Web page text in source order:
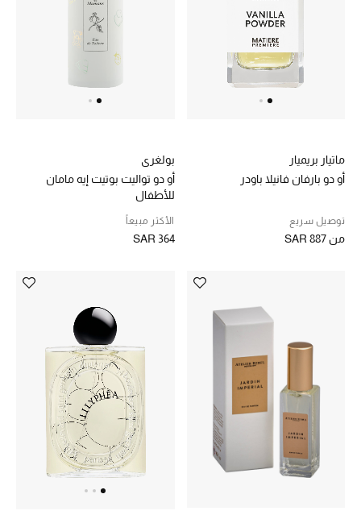
ماتيار بريميار
أو دو بارفان فانيلا باودر
توصيل سريع
منSAR 887
بولغري
أو دو تواليت بوتيت إيه مامان
للأطفال
الأكثر مبيعاً
SAR 364